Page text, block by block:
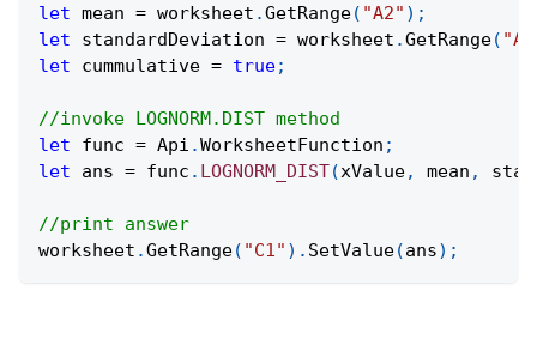
let mean = worksheet .GetRange( "A2" ) ;
let standardDeviation = worksheet .GetRange(
let cummulative = true;
//invoke LOGNORM.DIST method
let func = Api .WorksheetFunction ;
let ans = func . LOGNORM_DIST(xValue, mean ,
//print answer
worksheet .GetRange( "C1" ) . SetValue(ans) ;